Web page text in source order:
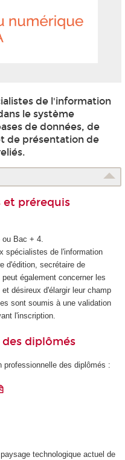
de l'information
le système
de données, de
de présentation de
et prérequis
Bac + 4.
spécialistes de l'information
d'édition, secrétaire de
également concerner les
désireux d'élargir leur champ
sont soumis à une validation
l'inscription.
diplômés
professionnelle des diplômés :
technologique actuel de